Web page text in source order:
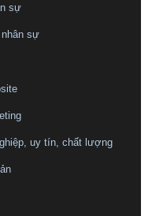
sự
sự
uy tín, chất lượng